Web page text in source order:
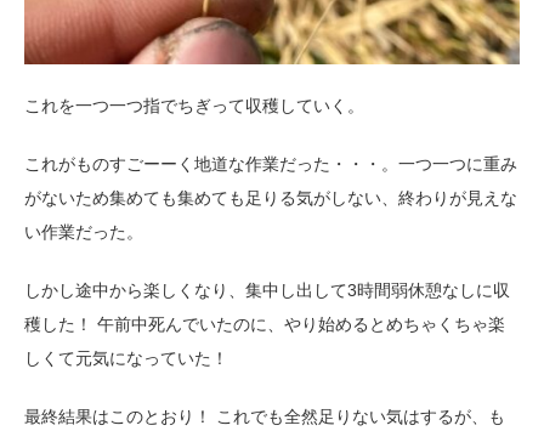
これを一つ一つ指でちぎって収穫していく。
これがものすごーーく地道な作業だった・・・。一つ一つに重み
がないため集めても集めても足りる気がしない、終わりが見えな
い作業だった。
しかし途中から楽しくなり、集中し出して3時間弱休憩なしに収
穫した！ 午前中死んでいたのに、やり始めるとめちゃくちゃ楽
しくて元気になっていた！
最終結果はこのとおり！ これでも全然足りない気はするが、も